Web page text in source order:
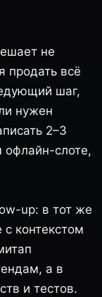
не
продать всё
шаг,
нужен
2–3
офлайн-слоте,
up: в тот же
контекстом
а в
и тестов.